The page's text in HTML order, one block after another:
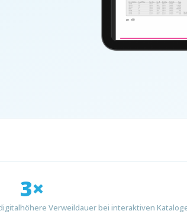
3×
höhere Verweildauer bei interaktiven